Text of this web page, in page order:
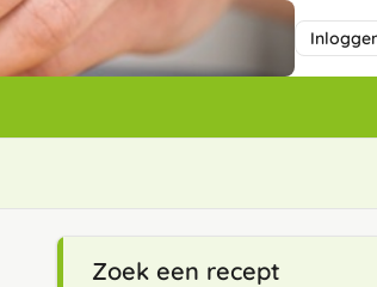
Zoek een recept